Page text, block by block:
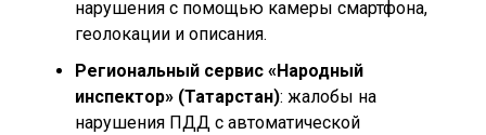
нарушения с помощью камеры смартфона,
геолокации и описания.
Региональный сервис «Народный
инспектор» (Татарстан): жалобы на
нарушения ПДД с автоматической